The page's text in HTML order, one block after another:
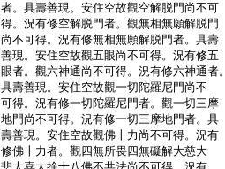
者。具壽善現。安住空故觀空解脱門尚不可
得。況有修空解脱門者。觀無相無願解脱門
尚不可得。況有修無相無願解脱門者。具壽
善現。安住空故觀五眼尚不可得。況有修五
眼者。觀六神通尚不可得。況有修六神通者。
具壽善現。安住空故觀一切陀羅尼門尚不
可得。況有修一切陀羅尼門者。觀一切三摩
地門尚不可得。況有修一切三摩地門者。具
壽善現。安住空故觀佛十力尚不可得。況有
修佛十力者。觀四無所畏四無礙解大慈大